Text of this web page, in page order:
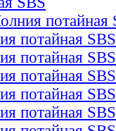
потайная
потайная SBS
потайная SBS
потайная SBS
потайная SBS
потайная SBS